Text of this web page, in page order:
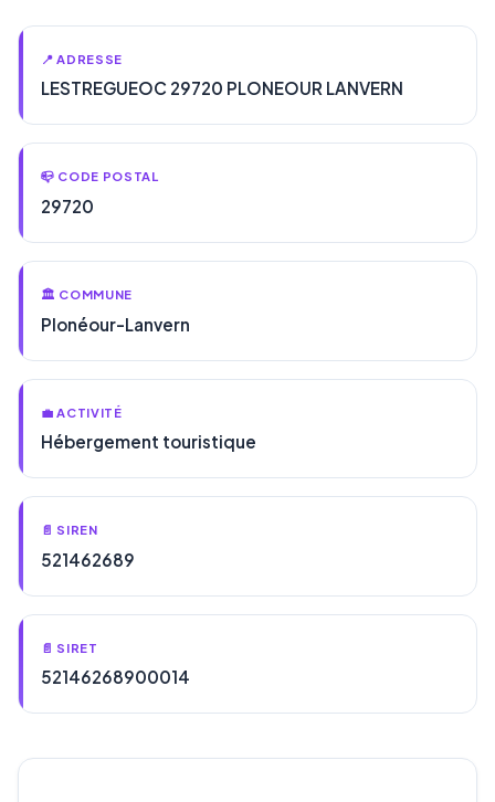
📍 ADRESSE
LESTREGUEOC 29720 PLONEOUR LANVERN
📪 CODE POSTAL
29720
🏛️ COMMUNE
Plonéour-Lanvern
💼 ACTIVITÉ
Hébergement touristique
📄 SIREN
521462689
📄 SIRET
52146268900014